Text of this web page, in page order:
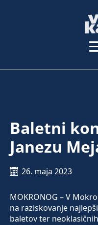
Baletni
Janezu
26. maja 2023
MOKRONOG – V
na raziskovanje
baletov ter